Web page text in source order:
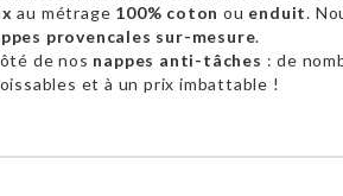
au métrage 100% coton ou enduit.
provencales sur-mesure.
de nos nappes anti-tâches : de
et à un prix imbattable !